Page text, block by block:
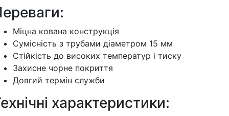
Міцна кована конструкція
Сумісність з трубами діаметром 15 мм
Стійкість до високих температур і тиску
Захисне чорне покриття
Довгий термін служби
характеристики: